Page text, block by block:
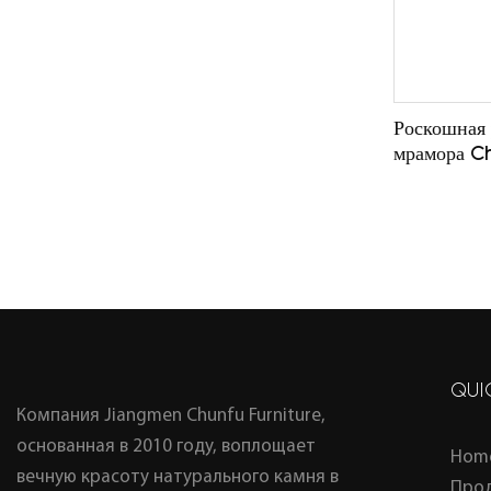
Роскошная
мрамора
Компания Jiangmen Chunfu Furniture,
основанная в 2010 году, воплощает
вечную красоту натурального камня в